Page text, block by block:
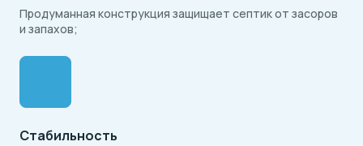
Продуманная конструкция защищает септик от засоров
и запахов;
Стабильность